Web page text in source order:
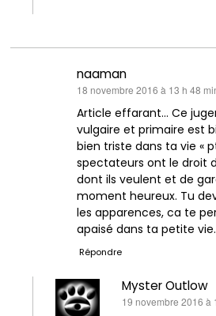
naaman
18 novembre 2016 à 13 h 48
Article effarant… Ce
vulgaire et primaire est
bien triste dans ta vie «
spectateurs ont le droit
dont ils veulent et de
moment heureux. Tu
les apparences, ca te
apaisé dans ta petite
Répondre
Myster Outlow
dit :
19 novembre 2016 à